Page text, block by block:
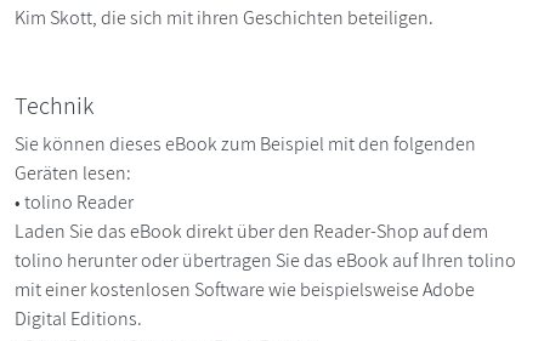
Kim Skott, die sich mit ihren Geschichten beteiligen.
Technik
Sie können dieses eBook zum Beispiel mit den folgenden
Geräten lesen:
• tolino Reader
Laden Sie das eBook direkt über den Reader-Shop auf dem
tolino herunter oder übertragen Sie das eBook auf Ihren tolino
mit einer kostenlosen Software wie beispielsweise Adobe
Digital Editions.